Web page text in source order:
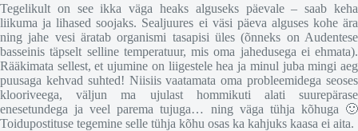
Tegelikult on see ikka väga heaks alguseks päevale – saab keha
liikuma ja lihased soojaks. Sealjuures ei väsi päeva alguses kohe ära
ning jahe vesi äratab organismi tasapisi üles (õnneks on Audentese
basseinis täpselt selline temperatuur, mis oma jahedusega ei ehmata).
Rääkimata sellest, et ujumine on liigestele hea ja minul juba mingi aeg
puusaga kehvad suhted! Niisiis vaatamata oma probleemidega seoses
klooriveega, väljun ma ujulast hommikuti alati suurepärase
enesetundega ja veel parema tujuga… ning väga tühja kõhuga 🙂
Toidupostituse tegemine selle tühja kõhu osas ka kahjuks kaasa ei aita.